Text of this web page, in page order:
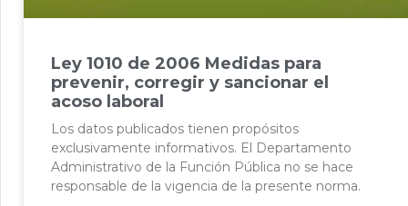
Ley 1010 de 2006 Medidas para
prevenir, corregir y sancionar el
acoso laboral
Los datos publicados tienen propósitos
exclusivamente informativos. El Departamento
Administrativo de la Función Pública no se hace
responsable de la vigencia de la presente norma.